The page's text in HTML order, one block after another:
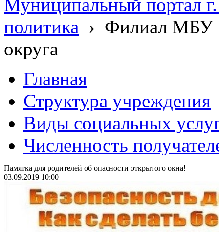
Муниципальный портал
политика › Филиал МБУ
округа
Главная
Структура учреждения
Виды социальных
Численность
Памятка для родителей об опасности открытого окна!
03.09.2019 10:00